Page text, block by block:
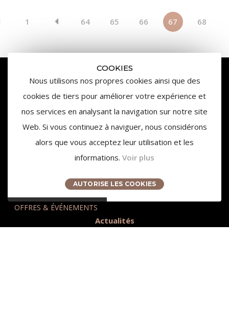
OFFRES & ÉVÉNEMENTS
1 64 65 66 67 68
COOKIES
Nous utilisons nos propres cookies ainsi que des
cookies de tiers pour améliorer votre expérience et
nos services en analysant la navigation sur notre site
Web. Si vous continuez à naviguer, nous considérons
alors que vous acceptez leur utilisation et les
informations. Voir plus
AUTORISE LES COOKIES
3959 Route des Pinchinats
contact@chateaudelagaude.com
+33 (0)4 84 930 930
Actualités